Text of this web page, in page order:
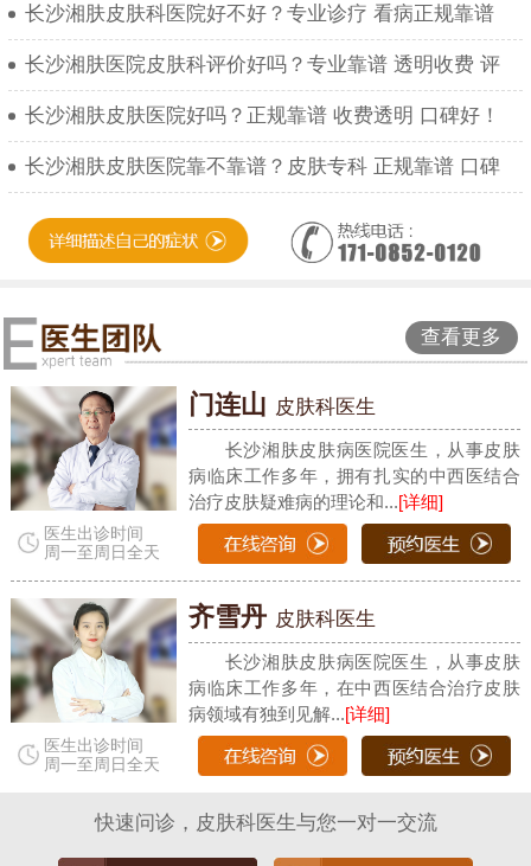
长沙湘肤皮肤科医院好不好？专业诊疗 看病正规靠谱
长沙湘肤医院皮肤科评价好吗？专业靠谱 透明收费 评
长沙湘肤皮肤医院好吗？正规靠谱 收费透明 口碑好！
长沙湘肤皮肤医院靠不靠谱？皮肤专科 正规靠谱 口碑
查看更多
医生出诊时间
周一至周日全天
门连山 皮肤科医生
长沙湘肤皮肤病医院医生，从事皮肤
病临床工作多年，拥有扎实的中西医结合
治疗皮肤疑难病的理论和...[详细]
医生出诊时间
周一至周日全天
齐雪丹 皮肤科医生
长沙湘肤皮肤病医院医生，从事皮肤
病临床工作多年，在中西医结合治疗皮肤
病领域有独到见解...[详细]
快速问诊，皮肤科医生与您一对一交流